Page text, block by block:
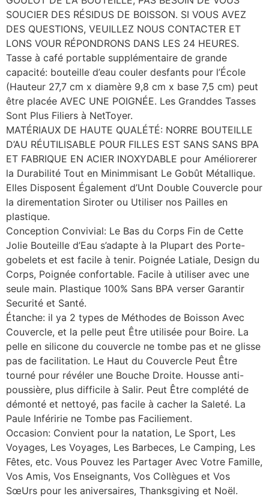
SOUCIER DES RÉSIDUS DE BOISSON. SI VOUS AVEZ
DES QUESTIONS, VEUILLEZ NOUS CONTACTER ET
LONS VOUR RÉPONDRONS DANS LES 24 HEURES.
Tasse à café portable supplémentaire de grande
capacité: bouteille d’eau couler desfants pour l’École
(Hauteur 27,7 cm x diamère 9,8 cm x base 7,5 cm) peut
être placée AVEC UNE POIGNÉE. Les Granddes Tasses
Sont Plus Filiers à NetToyer.
MATÉRIAUX DE HAUTE QUALÉTÉ: NORRE BOUTEILLE
D’AU RÉUTILISABLE POUR FILLES EST SANS SANS BPA
ET FABRIQUE EN ACIER INOXYDABLE pour Améliorerer
la Durabilité Tout en Minimmisant Le Gobût Métallique.
Elles Disposent Également d’Unt Double Couvercle pour
la dirementation Siroter ou Utiliser nos Pailles en
plastique.
Conception Convivial: Le Bas du Corps Fin de Cette
Jolie Bouteille d’Eau s’adapte à la Plupart des Porte-
gobelets et est facile à tenir. Poignée Latiale, Design du
Corps, Poignée confortable. Facile à utiliser avec une
seule main. Plastique 100% Sans BPA verser Garantir
Securité et Santé.
Étanche: il ya 2 types de Méthodes de Boisson Avec
Couvercle, et la pelle peut Être utilisée pour Boire. La
pelle en silicone du couvercle ne tombe pas et ne glisse
pas de facilitation. Le Haut du Couvercle Peut Être
tourné pour révéler une Bouche Droite. Housse anti-
poussière, plus difficile à Salir. Peut Être complété de
démonté et nettoyé, pas facile à cacher la Saleté. La
Paule Inféririe ne Tombe pas Faciliement.
Occasion: Convient pour la natation, Le Sport, Les
Voyages, Les Voyages, Les Barbeces, Le Camping, Les
Fêtes, etc. Vous Pouvez les Partager Avec Votre Famille,
Vos Amis, Vos Enseignants, Vos Collègues et Vos
SœUrs pour les aniversaires, Thanksgiving et Noël.